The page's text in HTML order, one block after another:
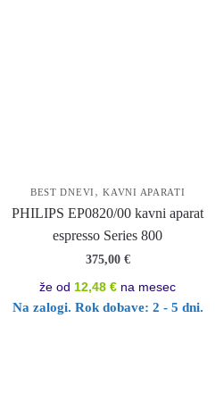
BEST DNEVI ,KAVNI APARATI
PHILIPS EP0820/00 kavni aparat
espresso Series 800
375,00 €
že od12,48 € na mesec
Na zalogi. Rok dobave: 2 - 5 dni.